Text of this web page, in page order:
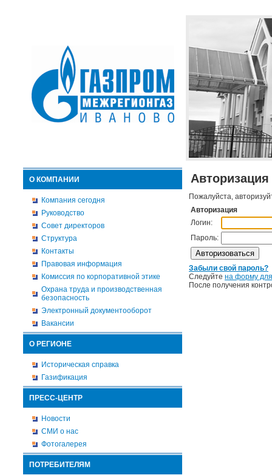
О КОМПАНИИ
Компания сегодня
Руководство
Совет директоров
Структура
Контакты
Правовая информация
Комиссия по корпоративной этике
Охрана труда и производственная
безопасность
Электронный документооборот
Вакансии
О РЕГИОНЕ
Историческая справка
Газификация
ПРЕСС-ЦЕНТР
Новости
СМИ о нас
Фотогалерея
ПОТРЕБИТЕЛЯМ
Авторизация
Пожалуйста,
Авторизация
Логин:
Пароль:
Забыли свой пароль?
Следуйте на форму
После получения